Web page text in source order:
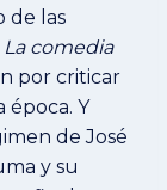
de las
La comedia
por criticar
época. Y
de José
y su